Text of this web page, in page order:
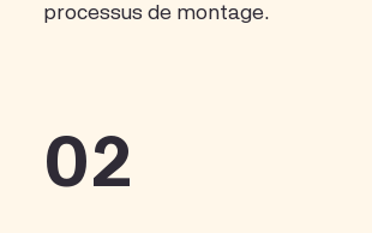
processus de montage.
02